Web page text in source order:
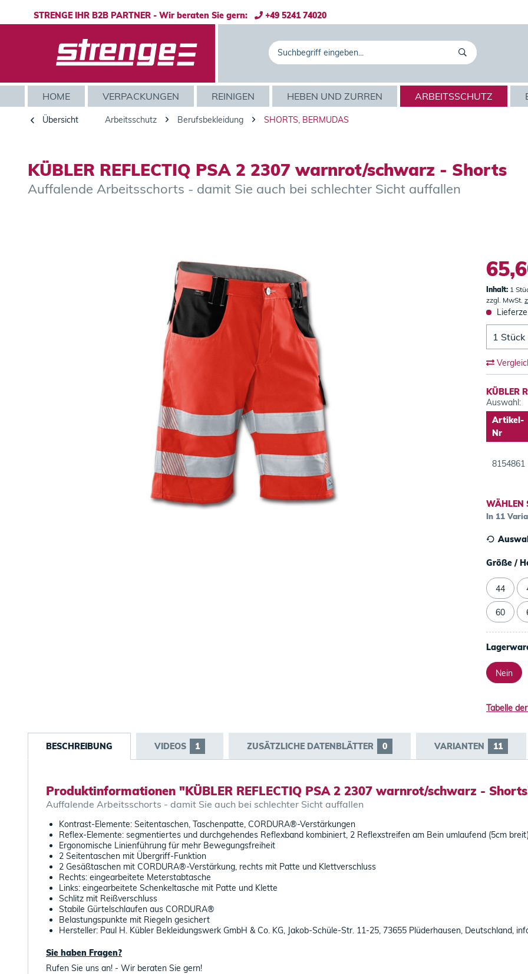
STRENGE IHR B2B PARTNER - Wir beraten Sie gern: +49 5241 74020
HOME VERPACKUNGEN REINIGEN HEBEN UND ZURREN ARBEITSSCHUTZ
Übersicht Arbeitsschutz Berufsbekleidung SHORTS, BERMUDAS
KÜBLER REFLECTIQ PSA 2 2307 warnrot/schwarz - Shorts
Auffalende Arbeitsschorts - damit Sie auch bei schlechter Sicht auffallen
Inhalt: 1
zzgl. MwSt.
KÜBLER
Auswahl:
Artikel-
Nr
8154861
WÄHLEN
In 11
Größe /
44
60
Nein
Tabelle
BESCHREIBUNG VIDEOS 1 ZUSÄTZLICHE DATENBLÄTTER 0 VARIANTEN 11
Produktinformationen "KÜBLER REFLECTIQ PSA 2 2307 warnrot/schwarz -
Auffalende Arbeitsschorts - damit Sie auch bei schlechter Sicht auffallen
Kontrast-Elemente: Seitentaschen, Taschenpatte, CORDURA®-Verstärkungen
Reflex-Elemente: segmentiertes und durchgehendes Reflexband kombiniert, 2 Reflexstreifen am Bein umlaufend (5cm
Ergonomische Linienführung für mehr Bewegungsfreiheit
2 Seitentaschen mit Übergriff-Funktion
2 Gesäßtaschen mit CORDURA®-Verstärkung, rechts mit Patte und Klettverschluss
Rechts: eingearbeitete Meterstabtasche
Links: eingearbeitete Schenkeltasche mit Patte und Klette
Schlitz mit Reißverschluss
Stabile Gürtelschlaufen aus CORDURA®
Belastungspunkte mit Riegeln gesichert
Hersteller: Paul H. Kübler Bekleidungswerk GmbH & Co. KG, Jakob-Schüle-Str. 11-25, 73655 Plüderhausen, Deutschland,
Sie haben Fragen?
Rufen Sie uns an! - Wir beraten Sie gern!